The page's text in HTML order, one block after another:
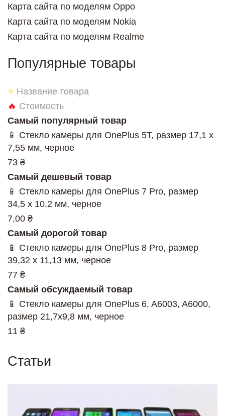
Карта сайта по моделям Oppo
Карта сайта по моделям Nokia
Карта сайта по моделям Realme
Популярные товары
⭐ Название товара
🔥 Стоимость
Самый популярный товар
📱 Стекло камеры для OnePlus 5T, размер 17,1 x
7,55 мм, черное
73 ₴
Самый дешевый товар
📱 Стекло камеры для OnePlus 7 Pro, размер
34,5 x 10,2 мм, черное
7,00 ₴
Самый дорогой товар
📱 Стекло камеры для OnePlus 8 Pro, размер
39,32 x 11,13 мм, черное
77 ₴
Самый обсуждаемый товар
📱 Стекло камеры для OnePlus 6, A6003, A6000,
размер 21,7x9,8 мм, черное
11 ₴
Статьи